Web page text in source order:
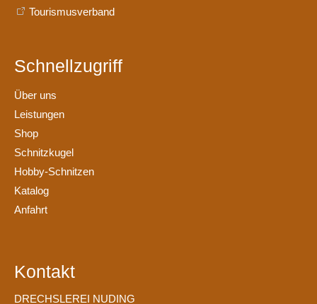
Tourismusverband
Schnellzugriff
Über uns
Leistungen
Shop
Schnitzkugel
Hobby-Schnitzen
Katalog
Anfahrt
Kontakt
DRECHSLEREI NUDING